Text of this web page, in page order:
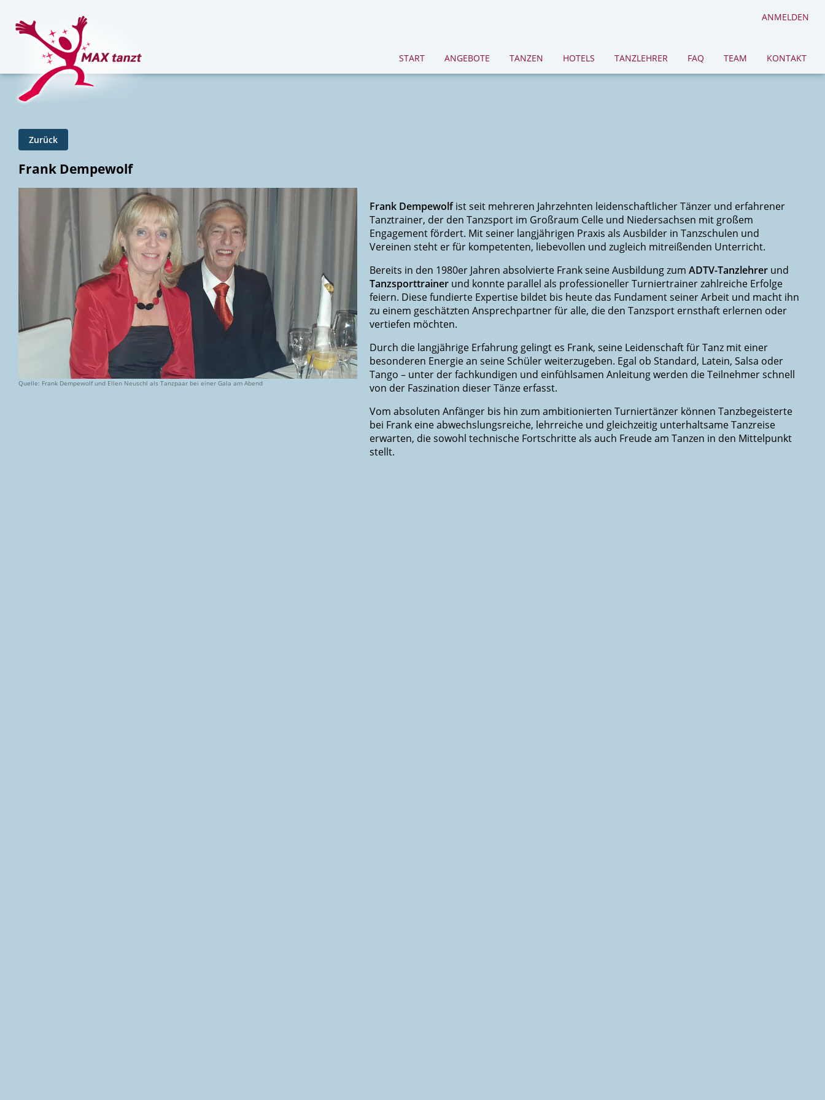
ANMELDEN
START ANGEBOTE TANZEN HOTELS TANZLEHRER FAQ TEAM KONTAKT
Zurück
Frank Dempewolf
Quelle: Frank Dempewolf und Ellen Neuschl als Tanzpaar bei einer Gala am Abend
Frank Dempewolfist seit mehreren Jahrzehnten leidenschaftlicher Tänzer und erfahrener
Tanztrainer, der den Tanzsport im Großraum Celle und Niedersachsen mit großem
Engagement fördert. Mit seiner langjährigen Praxis als Ausbilder in Tanzschulen und
Vereinen steht er für kompetenten, liebevollen und zugleich mitreißenden Unterricht.
Bereits in den 1980er Jahren absolvierte Frank seine Ausbildung zumADTV-Tanzlehrer und
Tanzsporttrainer und konnte parallel als professioneller Turniertrainer zahlreiche Erfolge
feiern. Diese fundierte Expertise bildet bis heute das Fundament seiner Arbeit und macht ihn
zu einem geschätzten Ansprechpartner für alle, die den Tanzsport ernsthaft erlernen oder
vertiefen möchten.
Durch die langjährige Erfahrung gelingt es Frank, seine Leidenschaft für Tanz mit einer
besonderen Energie an seine Schüler weiterzugeben. Egal ob Standard, Latein, Salsa oder
Tango – unter der fachkundigen und einfühlsamen Anleitung werden die Teilnehmer schnell
von der Faszination dieser Tänze erfasst.
Vom absoluten Anfänger bis hin zum ambitionierten Turniertänzer können Tanzbegeisterte
bei Frank eine abwechslungsreiche, lehrreiche und gleichzeitig unterhaltsame Tanzreise
erwarten, die sowohl technische Fortschritte als auch Freude am Tanzen in den Mittelpunkt
stellt.